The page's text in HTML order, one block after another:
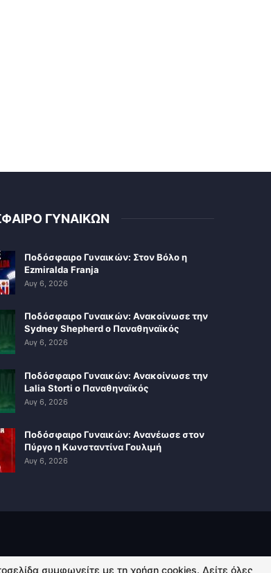
ΓΥΝΑΙΚΩΝ
Ποδόσφαιρο Γυναικών: Στον Βόλο η
Ezmiralda Franja
Αυγ 6, 2026
Ποδόσφαιρο Γυναικών: Ανακοίνωσε την
Sydney Shepherd ο Παναθηναϊκός
Αυγ 6, 2026
Ποδόσφαιρο Γυναικών: Ανακοίνωσε την
Lalia Storti ο Παναθηναϊκός
Αυγ 6, 2026
Ποδόσφαιρο Γυναικών: Ανανέωσε στον
Πύργο η Κωνσταντίνα Γουλιμή
Αυγ 6, 2026
συμφωνείτε με τη χρήση cookies. Δείτε όλες